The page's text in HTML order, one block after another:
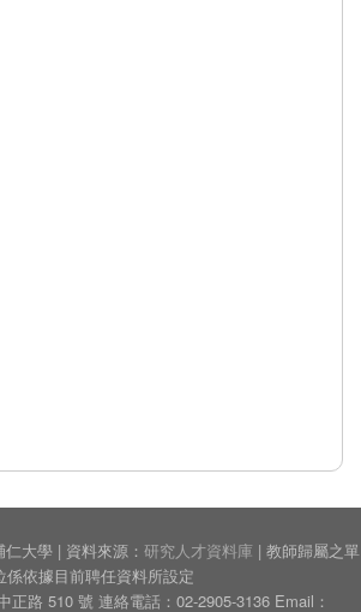
大學 | 資料來源： 研究人才資料庫 | 教師歸屬之單
係依據目前聘任資料所設定
正路 510 號 連絡電話：02-2905-3136 Email：